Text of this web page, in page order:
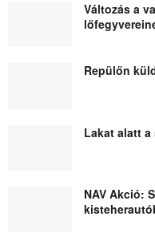
Változás a
Repülőn
Lakat alatt a
NAV Akció: